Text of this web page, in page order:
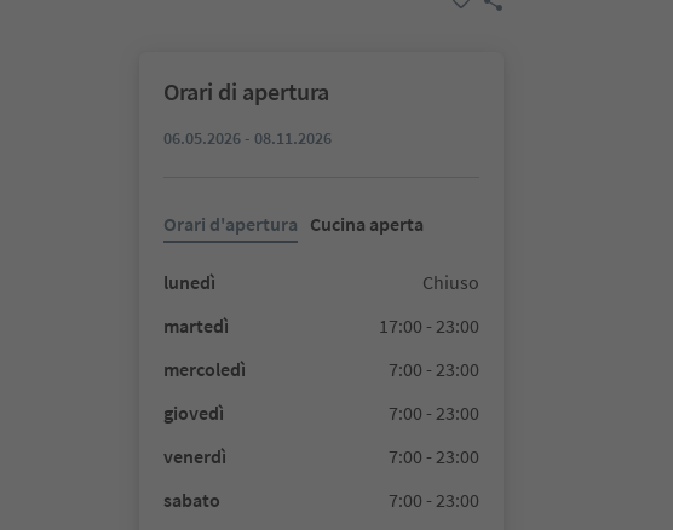
Orari di apertura
06.05.2026 - 08.11.2026
Orari d'apertura Cucina aperta
lunedì
Chiuso
martedì
17:00 - 23:00
mercoledì
7:00 - 23:00
giovedì
7:00 - 23:00
venerdì
7:00 - 23:00
sabato
7:00 - 23:00